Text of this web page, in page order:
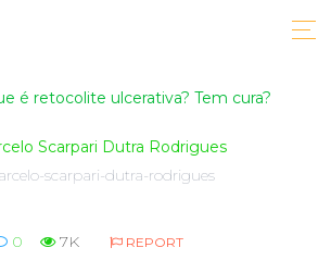
é retocolite ulcerativa? Tem cura?
Scarpari Dutra Rodrigues
scarpari-dutra-rodrigues
0 7K REPORT